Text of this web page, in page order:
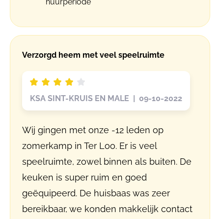
Verzorgd heem met veel speelruimte
KSA SINT-KRUIS EN MALE | 09-10-2022
Wij gingen met onze -12 leden op
zomerkamp in Ter Loo. Er is veel
speelruimte, zowel binnen als buiten. De
keuken is super ruim en goed
geëquipeerd. De huisbaas was zeer
bereikbaar, we konden makkelijk contact